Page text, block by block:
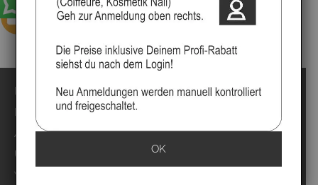
Impressum
Kontakt
Anmelden
Über uns
Video`s
OK